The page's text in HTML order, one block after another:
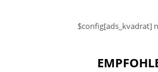
$config[ads_kvadrat]